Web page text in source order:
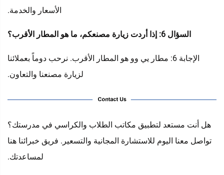
الأسعار والخدمة.
السؤال 6: إذا أردت زيارة مصنعكم، ما هو المطار الأقرب؟
الإجابة 6: مطار يي وو هو المطار الأقرب. نرحب دوماً بعملائنا
لزيارة مصنعنا والتعاون.
هل أنت مستعد لتطبيق مكاتب الطلاب والكراسي في مدرستك؟
تواصل معنا اليوم للاستشارة المجانية والتسعير. فريق خبرائنا هنا
لمساعدتك.